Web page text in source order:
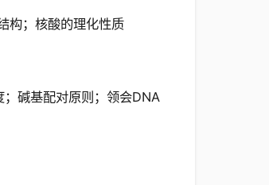
构；核酸的理化性质
碱基配对原则；领会DNA